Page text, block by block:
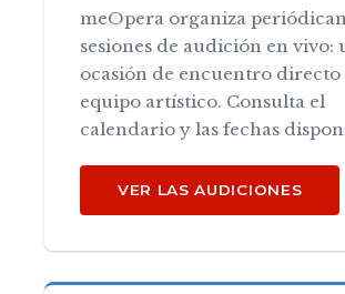
meOpera organiza
sesiones de audición en vivo:
ocasión de encuentro directo
equipo artístico. Consulta el
calendario y las fechas
VER LAS AUDICIONES